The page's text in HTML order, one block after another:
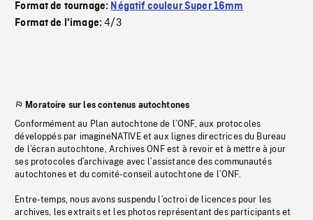
Format de tournage: Négatif couleur Super 16mm
Format de l'image:4/3
Moratoire sur les contenus autochtones
Conformément au Plan autochtone de l’ONF, aux protocoles
développés par imagineNATIVE et aux lignes directrices du Bureau
de l’écran autochtone, Archives ONF est à revoir et à mettre à jour
ses protocoles d’archivage avec l’assistance des communautés
autochtones et du comité-conseil autochtone de l’ONF.
Entre-temps, nous avons suspendu l’octroi de licences pour les
archives, les extraits et les photos représentant des participants et